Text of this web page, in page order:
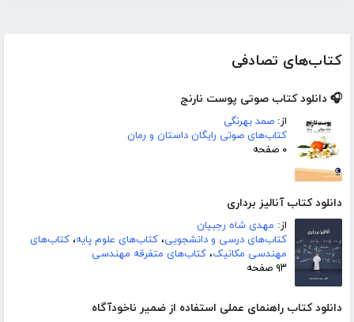
کتاب‌های تصادفی
🎧 دانلود کتاب صوتی پوست نارنج
از: صمد بهرنگی
کتاب‌های صوتی رایگان داستان و رمان
۰ صفحه
دانلود کتاب آنالیز برداری
از: مهدی شاه رجبیان
کتاب‌های درسی و دانشجویی، کتاب‌های علوم پایه، کتاب‌های
مهندسی مکانیک، کتاب‌های متفرقه مهندسی
۹۳ صفحه
دانلود کتاب راهنمای عملی استفاده از ضمیر ناخودآگاه